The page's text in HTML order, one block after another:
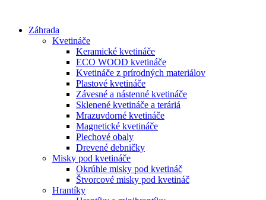
obsah
Záhrada
Kvetináče
Keramické kvetináče
ECO WOOD kvetináče
Kvetináče z prírodných materiálov
Plastové kvetináče
Závesné a nástenné kvetináče
Sklenené kvetináče a teráriá
Mrazuvdorné kvetináče
Magnetické kvetináče
Plechové obaly
Drevené debničky
Misky pod kvetináče
Okrúhle misky pod kvetináč
Štvorcové misky pod kvetináč
Hrantíky